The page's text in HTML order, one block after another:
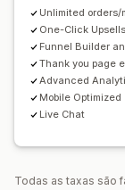
Análise de dados
Testes A/B
Canalize o
Unlimited orders/
One-Click
Funnel Builder
Thank you page
Advanced
Mobile Optimized
Live Chat
Todas as taxas são